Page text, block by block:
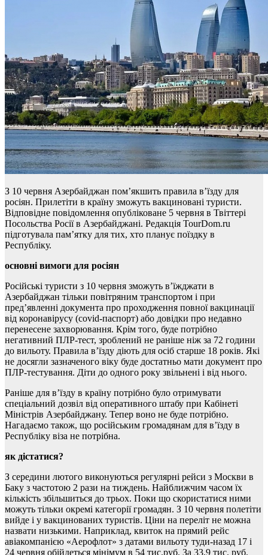
З 10 червня Азербайджан пом’якшить правила в’їзду для
росіян. Прилетіти в країну зможуть вакциновані туристи.
Відповідне повідомлення опубліковане 5 червня в Твіттері
Посольства Росії в Азербайджані. Редакція TourDom.ru
підготувала пам’ятку для тих, хто планує поїздку в
Республіку.
основні вимоги для росіян
Російські туристи з 10 червня зможуть в’їжджати в
Азербайджан тільки повітряним транспортом і при
пред’явленні документа про проходження повної вакцинації
від коронавірусу (covid-паспорт) або довідки про недавно
перенесене захворювання. Крім того, буде потрібно
негативний ПЛР-тест, зроблений не раніше ніж за 72 години
до вильоту. Правила в’їзду діють для осіб старше 18 років. Які
не досягли зазначеного віку буде достатньо мати документ про
ПЛР-тестування. Діти до одного року звільнені і від нього.
Раніше для в’їзду в країну потрібно було отримувати
спеціальний дозвіл від оперативного штабу при Кабінеті
Міністрів Азербайджану. Тепер воно не буде потрібно.
Нагадаємо також, що російським громадянам для в’їзду в
Республіку віза не потрібна.
як дістатися?
З середини лютого виконуються регулярні рейси з Москви в
Баку з частотою 2 рази на тиждень. Найближчим часом їх
кількість збільшиться до трьох. Поки що скористатися ними
можуть тільки окремі категорії громадян. З 10 червня полетіти
вийде і у вакцинованих туристів. Ціни на переліт не можна
назвати низькими. Наприклад, квиток на прямий рейс
авіакомпанією «Аерофлот» з датами вильоту туди-назад 17 і
24 червня обійдеться мінімум в 54 тис.руб. За 33,9 тис. руб.